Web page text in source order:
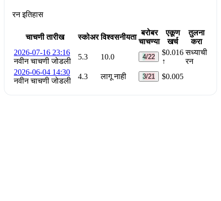
रन इतिहास
चाचणी तारीख स्कोअर विश्वसनीयता
बरोबर
चाचण्या
एकूण
खर्च
तुलना
करा
2026-07-16 23:16
नवीन चाचणी जोडली
5.3 10.0 4/22
$0.016
↑
सध्याची
रन
2026-06-04 14:30
नवीन चाचणी जोडली
4.3 लागू नाही 3/21 $0.005